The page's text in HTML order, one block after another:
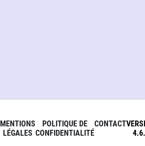
MENTIONS
LÉGALES
POLITIQUE DE
CONFIDENTIALITÉ
CONTACT